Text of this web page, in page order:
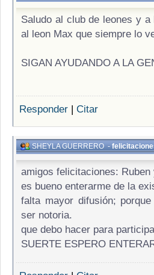
Saludo al club de leones y
al leon Max que siempre lo
SIGAN AYUDANDO A LA
Responder | Citar
SHEYLA GUERRERO-
amigos felicitaciones: Ruben
es bueno enterarme de la
falta mayor difusión;
ser notoria.
que debo hacer para
SUERTE ESPERO